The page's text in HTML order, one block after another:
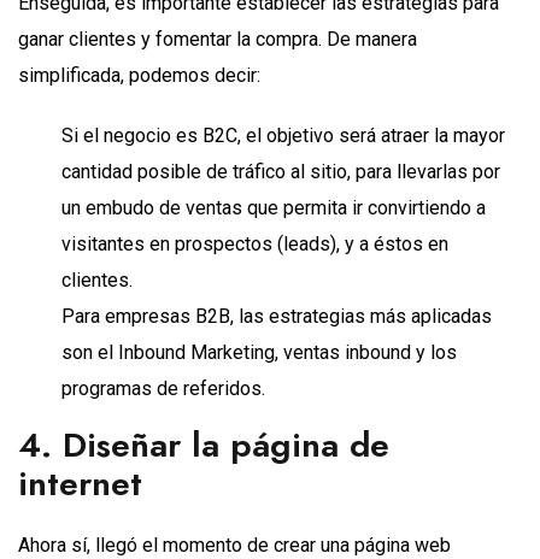
ganar clientes y fomentar la compra. De manera
simplificada, podemos decir:
Si el negocio es B2C, el objetivo será atraer la mayor
cantidad posible de tráfico al sitio, para llevarlas por
un embudo de ventas que permita ir convirtiendo a
visitantes en prospectos (leads), y a éstos en
clientes.
Para empresas B2B, las estrategias más aplicadas
son el Inbound Marketing, ventas inbound y los
programas de referidos.
4. Diseñar la página de
internet
Ahora sí, llegó el momento de crear una página web